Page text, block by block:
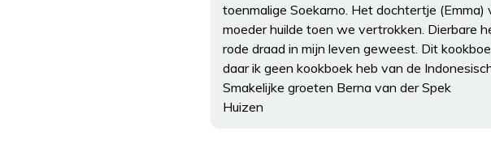
toenmalige Soekarno. Het dochtertje
moeder huilde toen we vertrokken. Dierbare
rode draad in mijn leven geweest. Dit
daar ik geen kookboek heb van de
Smakelijke groeten Berna van der Spek
Huizen